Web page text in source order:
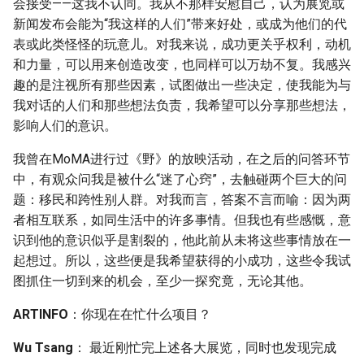
会接受——这我不认同。我从不那样安慰自己，认为展览或
新闻发布会能为“我这样的人们”带来好处，或成为他们的代
表或此类怪怪的玩意儿。对我来说，成功更关乎权利，动机
和力量，可以用来创造改变，也同样可以万劫不复。我感兴
趣的是注视所有那些因素，试图做出一些决定，使我能为与
我对话的人们和那些想法负责，我希望可以分享那些想法，
影响人们的意识。
我曾在MoMA进行过《野》的放映活动，在之后的问答环节
中，有观众问我是被什么“迷了心窍”，去触碰两个巨大的问
题：移民和跨性别人群。对我而言，答案不言而喻：因为两
者相互联系，如同生活中的许多事情。但我也有些感慨，意
识到他的意识似乎是割裂的，他此前从未将这些事情放在一
起想过。所以，这些便是我希望获得的小成功，这些令我试
图抓住一切到来的机会，至少一探究竟，无论其他。
ARTINFO ：你现在在忙什么项目？
Wu Tsang ： 最近刚忙完上述各大展览，同时也发现完成